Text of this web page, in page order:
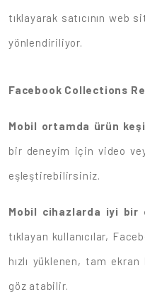
tıklayarak satıcının web
yönlendiriliyor.
Facebook Collections
Mobil ortamda ürün
bir deneyim için video
eşleştirebilirsiniz.
Mobil cihazlarda iyi bir
tıklayan kullanıcılar,
hızlı yüklenen, tam
göz atabilir.